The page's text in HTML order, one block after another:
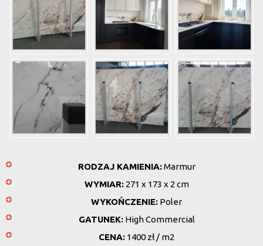
RODZAJ KAMIENIA:Marmur
WYMIAR:271 x 173 x 2 cm
WYKOŃCZENIE: Poler
GATUNEK:High Commercial
CENA: 1400 zł / m2